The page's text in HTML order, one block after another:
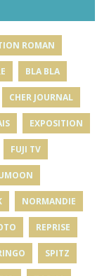
ROMAN
BLA BLA
CHER JOURNAL
EXPOSITION
FUJI TV
NORMANDIE
REPRISE
SPITZ